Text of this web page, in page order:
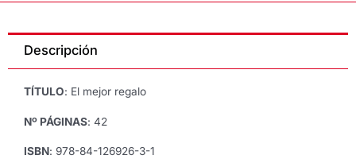
Desirée
Acevedo
y
Paco
cantidad
Descripción
TÍTULO: El mejor regalo
Nº PÁGINAS: 42
ISBN: 978-84-126926-3-1